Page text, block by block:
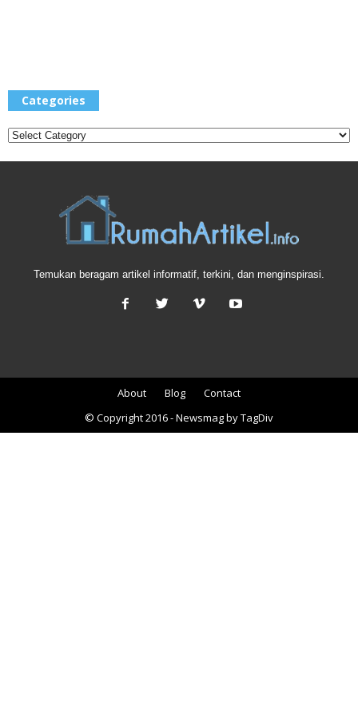
Categories
Temukan beragam artikel informatif, terkini, dan menginspirasi.
About Blog
Contact
© Copyright 2016 - Newsmag by TagDiv